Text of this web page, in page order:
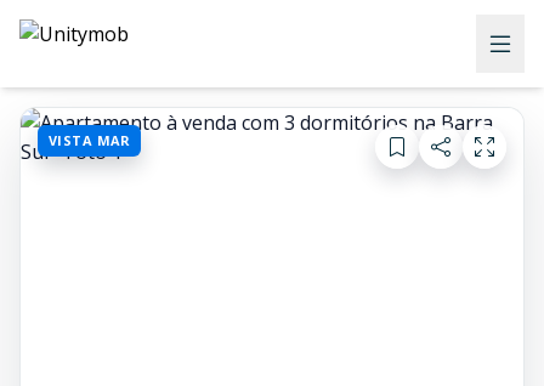
VISTA MAR